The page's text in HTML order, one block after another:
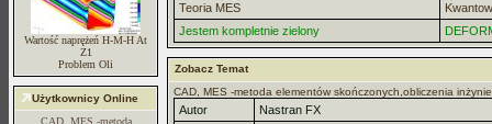
Wartość naprężeń H-M-H At
Z1
Problem Oli
Użytkownicy Online
CAD, MES -metoda
Teoria MES
Jestem kompletnie zielony
Zobacz Temat
CAD, MES -metoda elementów skończonych,obliczenia
Autor
Nastran FX